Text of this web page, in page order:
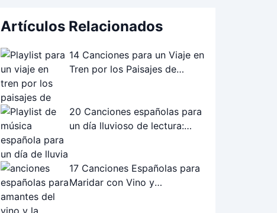
Artículos Relacionados
14 Canciones para un Viaje en
Tren por los Paisajes de
20 Canciones españolas para
un día lluvioso de lectura:
17 Canciones Españolas para
Maridar con Vino y